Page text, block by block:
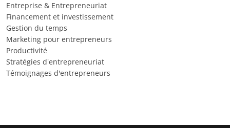
Entreprise & Entrepreneuriat
Financement et investissement
Gestion du temps
Marketing pour entrepreneurs
Productivité
Stratégies d'entrepreneuriat
Témoignages d'entrepreneurs